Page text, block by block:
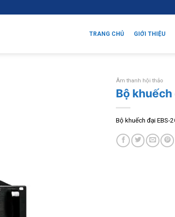
TRANG CHỦ GIỚI THIỆU
Âm thanh hội thảo
Bộ khuếch
Bộ khuếch đại EBS-